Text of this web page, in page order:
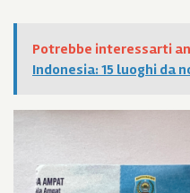
Potrebbe interessarti
Indonesia: 15 luoghi da